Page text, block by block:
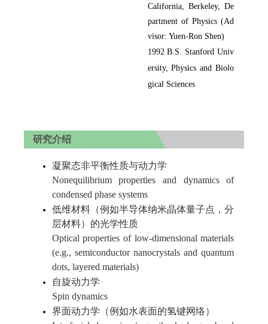
California, Berkeley, De
partment of Physics (Ad
visor: Yuen-Ron Shen)
1992 B.S. Stanford Univ
ersity, Physics and Biolo
gical Sciences
研究介绍
凝聚态非平衡性质与动力学
Nonequilibrium properties and dynamics of
condensed phase systems
低维材料（例如半导体纳米晶体量子点，分
层材料）的光学性质
Optical properties of low-dimensional materials
(e.g., semiconductor nanocrystals and quantum
dots, layered materials)
自旋动力学
Spin dynamics
界面动力学（例如水表面的氢键网络）